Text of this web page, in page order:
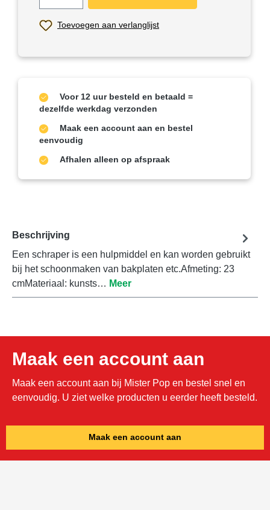
Toevoegen aan verlanglijst
Voor 12 uur besteld en betaald =
dezelfde werkdag verzonden
Maak een account aan en bestel
eenvoudig
Afhalen alleen op afspraak
Beschrijving
Een schraper is een hulpmiddel en kan worden gebruikt
bij het schoonmaken van bakplaten etc.Afmeting: 23
cmMateriaal: kunsts… Meer
Maak een account aan
Maak een account aan bij Mister Pop en bestel snel en
eenvoudig. U ziet welke producten u eerder heeft besteld.
Maak een account aan